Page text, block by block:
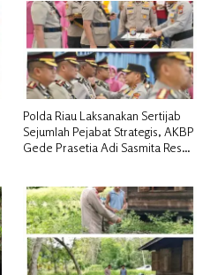
Polda Riau Laksanakan Sertijab
Sejumlah Pejabat Strategis, AKBP
Gede Prasetia Adi Sasmita Resmi